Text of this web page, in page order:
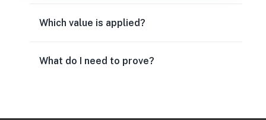
Which value is applied?
What do I need to prove?